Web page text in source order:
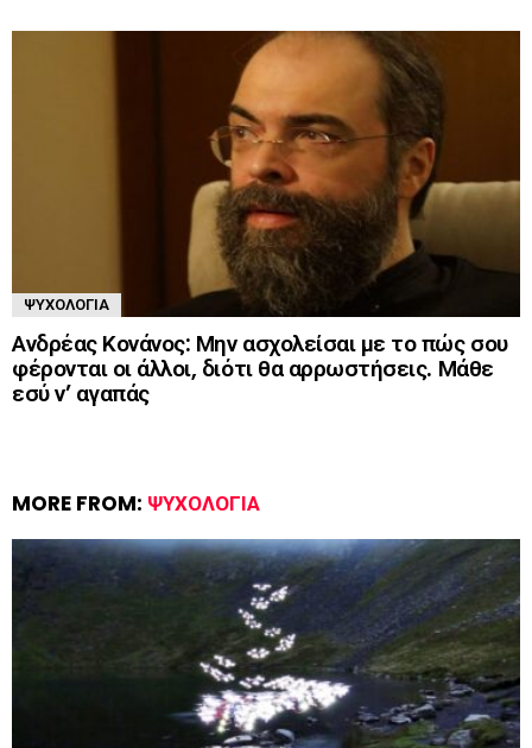
ΨΥΧΟΛΟΓΊΑ
Ανδρέας Κονάνος: Μην ασχολείσαι με το πώς σου
φέρονται οι άλλοι, διότι θα αρρωστήσεις. Μάθε
εσύ ν’ αγαπάς
MORE FROM: ΨΥΧΟΛΟΓΊΑ